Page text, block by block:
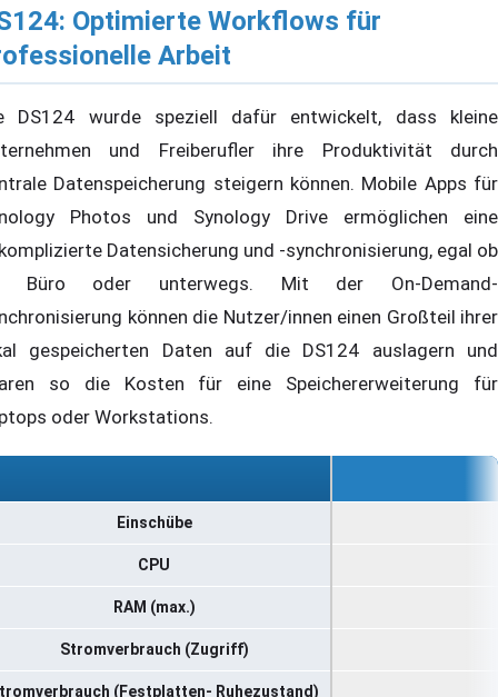
Optimierte Workflows für
Arbeit
DS124 wurde speziell dafür entwickelt, dass kleine
und Freiberufler ihre Produktivität durch
Datenspeicherung steigern können. Mobile Apps für
Photos und Synology Drive ermöglichen eine
Datensicherung und -synchronisierung, egal ob
Büro oder unterwegs. Mit der On-Demand-
können die Nutzer/innen einen Großteil ihrer
gespeicherten Daten auf die DS124 auslagern und
so die Kosten für eine Speichererweiterung für
oder Workstations.
Einschübe
CPU
RAM (max.)
Stromverbrauch (Zugriff)
(Festplatten- Ruhezustand)